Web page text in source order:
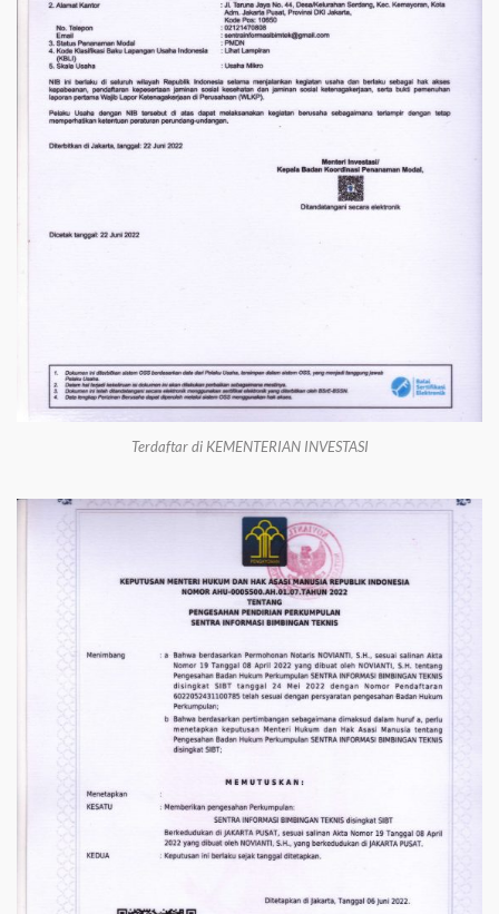
Terdaftar di KEMENTERIAN INVESTASI